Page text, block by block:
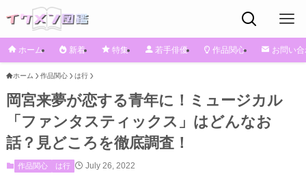
ホーム 新着 特集 若手俳優 作品関心 お問い
ホーム 作品関心 は行
岡宮来夢が恋する青年に！ミュージカル
「ファンタスティックス」はどんなお
話？見どころを徹底調査！
作品関心 は行 July 26, 2022